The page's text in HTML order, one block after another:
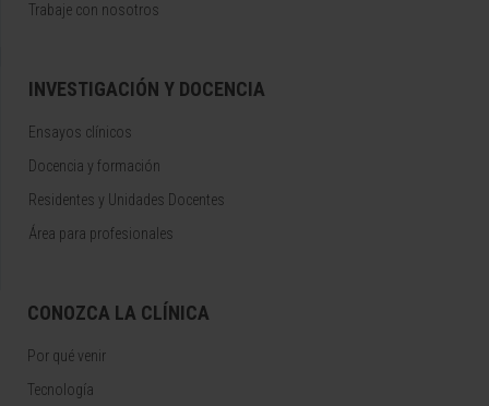
Trabaje con nosotros
INVESTIGACIÓN Y DOCENCIA
Ensayos clínicos
Docencia y formación
Residentes y Unidades Docentes
Área para profesionales
CONOZCA LA CLÍNICA
Por qué venir
Tecnología